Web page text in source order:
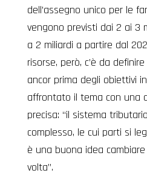
dell’assegno unico per le
vengono previsti dai 2 ai 3
a 2 miliardi a partire dal
risorse, però, c’è da
ancor prima degli obiettivi
affrontato il tema con una
precisa: “il sistema
complesso, le cui parti si
è una buona idea
volta”.